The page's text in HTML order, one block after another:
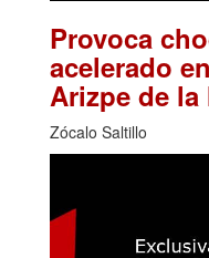
Provoca
acelerado
Arizpe de la
Zócalo Saltillo